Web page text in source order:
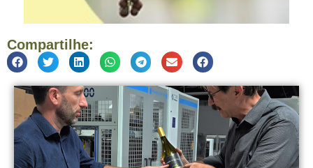
Compartilhe: